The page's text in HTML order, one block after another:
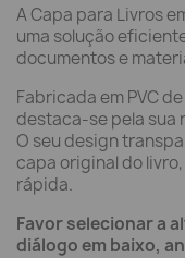
A Capa para Livros
uma solução
documentos e
Fabricada em PVC
destaca-se pela sua
O seu design
capa original do
rápida.
Favor selecionar a
diálogo em baixo,